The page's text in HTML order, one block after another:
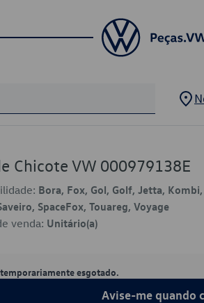
Chicote VW 000979138E
Bora, Fox, Gol, Golf, Jetta,
SpaceFox, Touareg, Voyage
venda: Unitário(a)
esgotado.
Avise-me quando